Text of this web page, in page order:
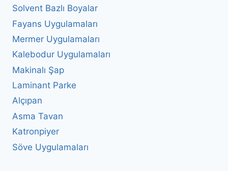
Solvent Bazlı Boyalar
Fayans Uygulamaları
Mermer Uygulamaları
Kalebodur Uygulamaları
Makinalı Şap
Laminant Parke
Alçıpan
Asma Tavan
Katronpiyer
Söve Uygulamaları